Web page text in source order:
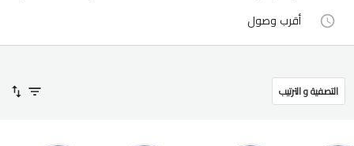
أقرب وصول
التصفية و الترتيب